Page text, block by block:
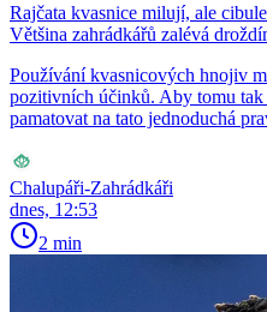
Rajčata kvasnice milují, ale
Většina zahrádkářů zalévá
Používání kvasnicových hnojiv
pozitivních účinků. Aby tomu tak
pamatovat na tato jednoduchá
Chalupáři-Zahrádkáři
dnes, 12:53
2 min